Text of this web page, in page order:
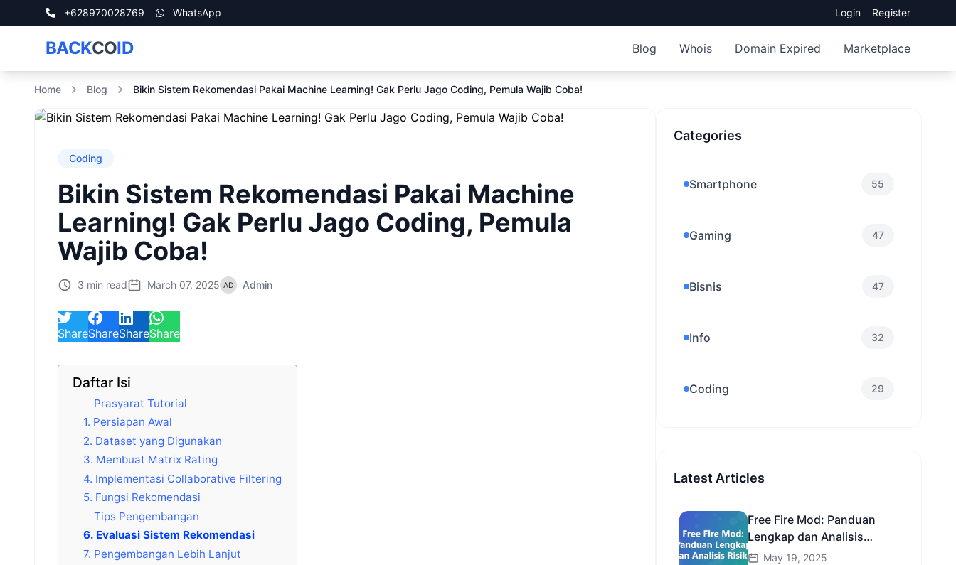
+628970028769 WhatsApp Login Register
BACKCOID Blog Whois Domain Expired Marketplace
Home Blog Bikin Sistem Rekomendasi Pakai Machine Learning! Gak Perlu Jago Coding, Pemula Wajib Coba!
Coding
Bikin Sistem Rekomendasi Pakai Machine
Learning! Gak Perlu Jago Coding, Pemula
Wajib Coba!
3 min read March 07, 2025 Admin
ShareShareShareShare
Daftar Isi
Prasyarat Tutorial
1. Persiapan Awal
2. Dataset yang Digunakan
3. Membuat Matrix Rating
4. Implementasi Collaborative Filtering
5. Fungsi Rekomendasi
Tips Pengembangan
6. Evaluasi Sistem Rekomendasi
7. Pengembangan Lebih Lanjut
Categories
Smartphone 55
Gaming 47
Bisnis 47
Info 32
Coding 29
Latest Articles
Free Fire Mod: Panduan
Lengkap dan Analisis
RisikoMay 19, 2025